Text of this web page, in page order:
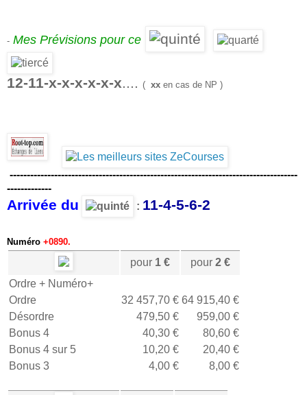
- Mes Prévisions pour ce
12-11-x-x-x-x-x-x.... ( xx en cas de NP )
------------------------------------------------------------------------------------
-------------
Arrivée du : 11-4-5-6-2
Numéro +0890.
pour 1 € pour 2 €
Ordre + Numéro+
Ordre
32 457,70 € 64 915,40 €
Désordre
479,50 €
959,00 €
Bonus 4
40,30 €
80,60 €
Bonus 4 sur 5
10,20 €
20,40 €
Bonus 3
4,00 € 8,00 €